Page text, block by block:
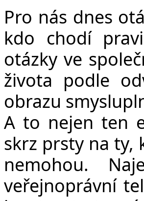
Pro nás dnes
kdo chodí
otázky ve
života podle
obrazu
A to nejen ten
skrz prsty na ty,
nemohou.
veřejnoprávní